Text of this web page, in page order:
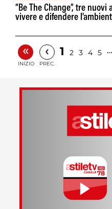
“Be The Change”, tre
vivere e difendere
«
INIZIO
‹
PREC.
1 2 3 4 5 …